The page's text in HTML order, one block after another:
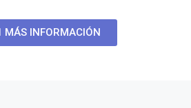
MÁS INFORMACIÓN